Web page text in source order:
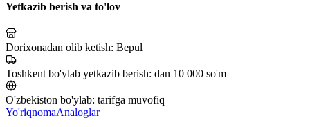
Yetkazib berish va to'lov
Dorixonadan olib ketish: Bepul
Toshkent bo'ylab yetkazib berish: dan 10 000 so'm
O'zbekiston bo'ylab: tarifga muvofiq
Yo'riqnomaAnaloglar